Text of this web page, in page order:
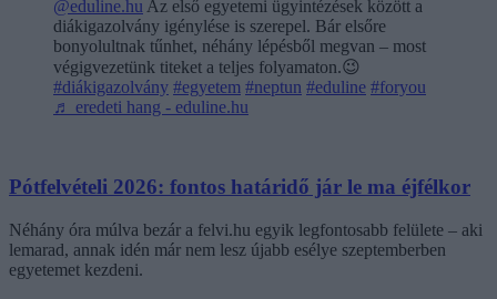
@eduline.hu Az első egyetemi ügyintézések között a
diákigazolvány igénylése is szerepel. Bár elsőre
bonyolultnak tűnhet, néhány lépésből megvan – most
végigvezetünk titeket a teljes folyamaton.😉
#diákigazolvány #egyetem #neptun #eduline #foryou
♬ eredeti hang - eduline.hu
Pótfelvételi 2026: fontos határidő jár le ma éjfélkor
Néhány óra múlva bezár a felvi.hu egyik legfontosabb felülete – aki
lemarad, annak idén már nem lesz újabb esélye szeptemberben
egyetemet kezdeni.